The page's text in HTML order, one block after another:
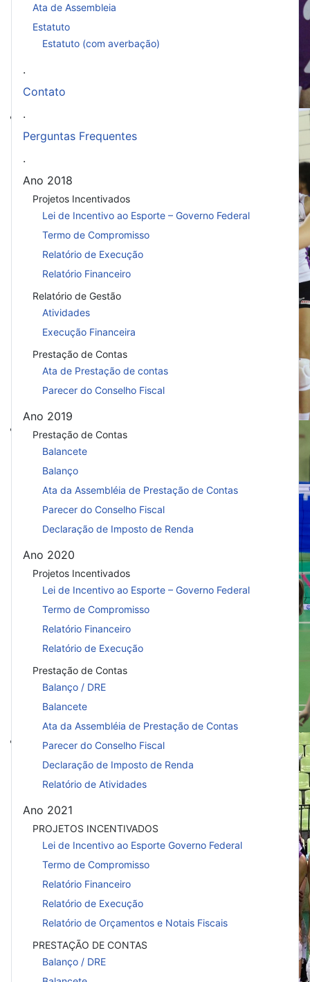
Superado por Maringá
BrOnline: Superado por Maringá,
Em jogo de cinco sets
BrOnline: Em jogo de cinco sets,
ponto no Estadual Adulto
Vôlei feminino em casa
BrOnline: Vôlei feminino terá dois
pelo Estadual Adulto nesta semana
Ata de Assembleia
Estatuto
Estatuto (com averbação)
.
Contato
.
Perguntas Frequentes
.
Ano 2018
Projetos Incentivados
Lei de Incentivo ao Esporte – Governo Federal
Termo de Compromisso
Relatório de Execução
Relatório Financeiro
Relatório de Gestão
Atividades
Execução Financeira
Prestação de Contas
Ata de Prestação de contas
Parecer do Conselho Fiscal
Ano 2019
Prestação de Contas
Balancete
Balanço
Ata da Assembléia de Prestação de Contas
Parecer do Conselho Fiscal
Declaração de Imposto de Renda
Ano 2020
Projetos Incentivados
Lei de Incentivo ao Esporte – Governo Federal
Termo de Compromisso
Relatório Financeiro
Relatório de Execução
Prestação de Contas
Balanço / DRE
Balancete
Ata da Assembléia de Prestação de Contas
Parecer do Conselho Fiscal
Declaração de Imposto de Renda
Relatório de Atividades
Ano 2021
PROJETOS INCENTIVADOS
Lei de Incentivo ao Esporte Governo Federal
Termo de Compromisso
Relatório Financeiro
Relatório de Execução
Relatório de Orçamentos e Notais Fiscais
PRESTAÇÃO DE CONTAS
Balanço / DRE